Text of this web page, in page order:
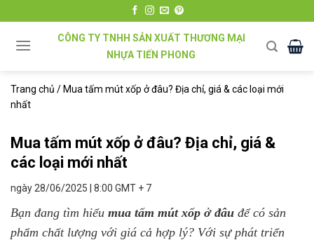
đến
CÔNG TY TNHH SẢN XUẤT THƯƠNG MẠI
NHỰA TIẾN PHONG
Trang chủ / Mua tấm mút xốp ở đâu? Địa chỉ, giá & các loại mới
nhất
Mua tấm mút xốp ở đâu? Địa chỉ, giá &
các loại mới nhất
ngày 28/06/2025 | 8:00 GMT + 7
Bạn đang tìm hiểu mua tấm mút xốp ở đâu để có sản
phẩm chất lượng với giá cả hợp lý? Với sự phát triển